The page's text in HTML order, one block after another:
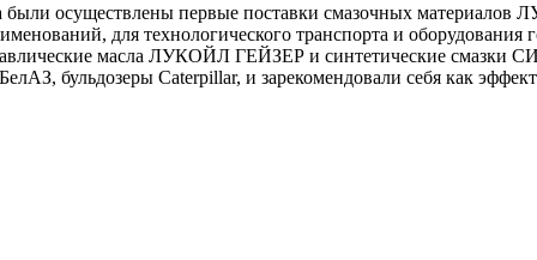
были осуществлены первые поставки смазочных
для технологического транспорта и
масла ЛУКОЙЛ ГЕЙЗЕР и синтетические
бульдозеры Caterpillar, и зарекомендовали себя как